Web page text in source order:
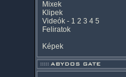
Mixek
Klipek
Videók - 1 2 3 4 5
Feliratok
Képek